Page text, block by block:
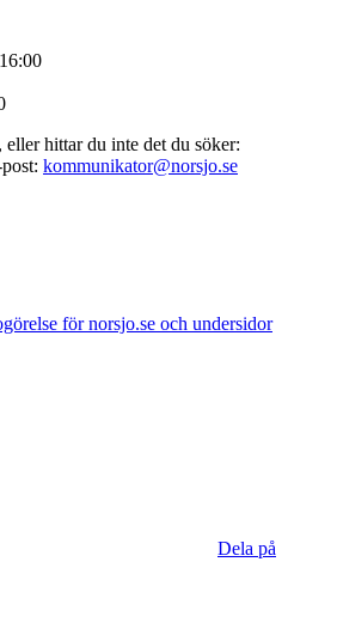
eller hittar du inte det du söker:
kommunikator@norsjo.se
för norsjo.se och undersidor
Dela på